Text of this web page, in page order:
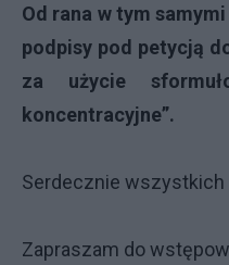
Od rana w tym
podpisy pod petycją
za użycie
koncentracyjne”.
Serdecznie wszystkich
Zapraszam do